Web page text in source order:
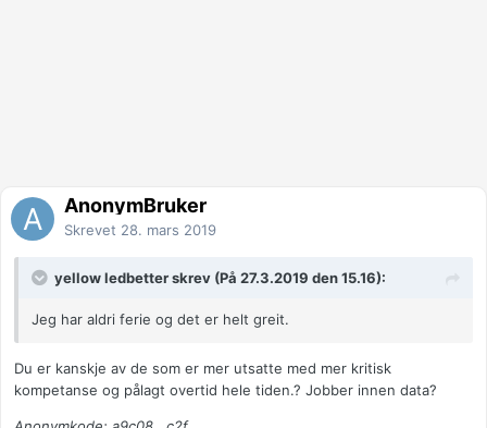
AnonymBruker
Skrevet 28. mars 2019
yellow ledbetter skrev (På 27.3.2019 den 15.16):
Jeg har aldri ferie og det er helt greit.
Du er kanskje av de som er mer utsatte med mer kritisk
kompetanse og pålagt overtid hele tiden.? Jobber innen data?